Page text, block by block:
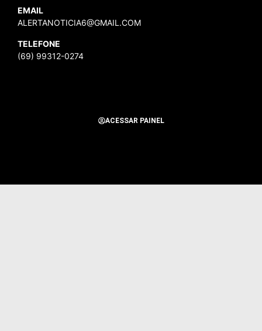
EMAIL
ALERTANOTICIA6@GMAIL.COM
TELEFONE
(69) 99312-0274
ACESSAR PAINEL